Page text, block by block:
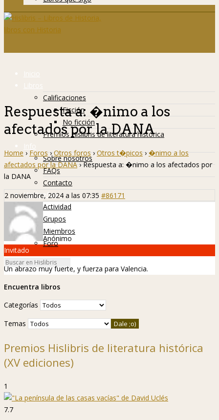
Inicio
Libros
Calificaciones
Ficción
No ficción
Premios Hislibris de literatura histórica
Info
Sobre nosotros
FAQs
Contacto
Hislibreños
Actividad
Grupos
Miembros
Foro
Respuesta a: �nimo a los
afectados por la DANA
Home › Foros › Otros foros › Otros t�picos › �nimo a los
afectados por la DANA › Respuesta a: �nimo a los afectados por
la DANA
2 noviembre, 2024 a las 07:35 #86171
Anónimo
Invitado
Un abrazo muy fuerte, y fuerza para Valencia.
Encuentra libros
Categorías
Temas
Premios Hislibris de literatura histórica
(XV ediciones)
1
7.7